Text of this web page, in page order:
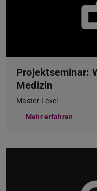
Projektseminar:
Medizin
Master-Level
Mehr erfahren